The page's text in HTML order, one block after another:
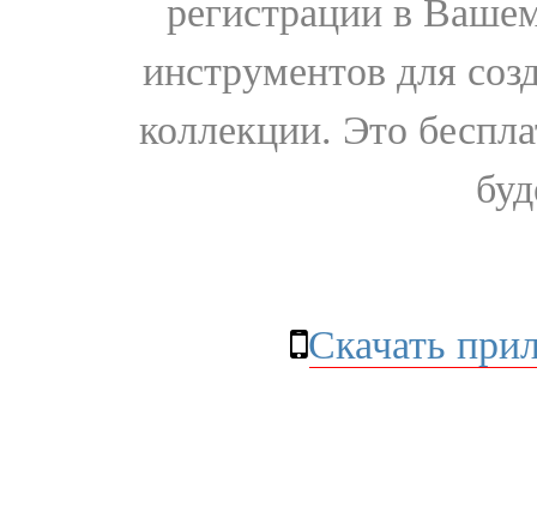
регистрации в
инструментов для
коллекции. Это
Скачать